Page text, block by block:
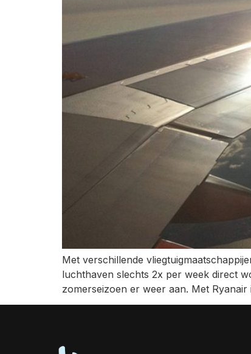
Met verschillende
luchthaven slechts 2x per week direct
zomerseizoen er weer aan. Met